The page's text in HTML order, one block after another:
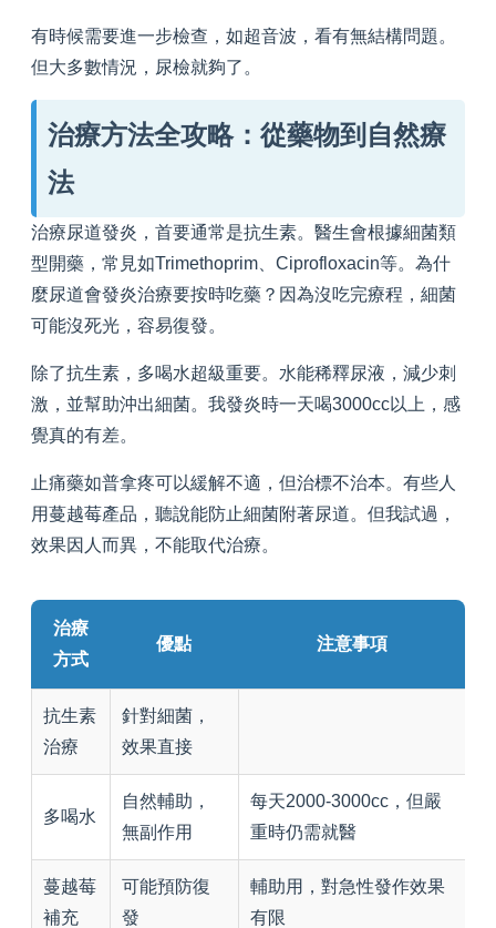
有時候需要進一步檢查，如超音波，看有無結構問題。
但大多數情況，尿檢就夠了。
治療方法全攻略：從藥物到自然療
法
治療尿道發炎，首要通常是抗生素。醫生會根據細菌類
型開藥，常見如Trimethoprim、Ciprofloxacin等。為什
麼尿道會發炎治療要按時吃藥？因為沒吃完療程，細菌
可能沒死光，容易復發。
除了抗生素，多喝水超級重要。水能稀釋尿液，減少刺
激，並幫助沖出細菌。我發炎時一天喝3000cc以上，感
覺真的有差。
止痛藥如普拿疼可以緩解不適，但治標不治本。有些人
用蔓越莓產品，聽說能防止細菌附著尿道。但我試過，
效果因人而異，不能取代治療。
治療
方式
優點 注意事項
抗生素
治療
針對細菌，
效果直接
多喝水
自然輔助，
無副作用
每天2000-3000cc，但嚴
重時仍需就醫
蔓越莓
補充
可能預防復
發
輔助用，對急性發作效果
有限